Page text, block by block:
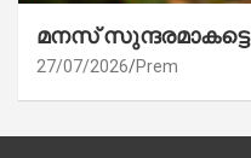
മനസ് സുന്ദരമാകട്ടെ
27/07/2026 Prem